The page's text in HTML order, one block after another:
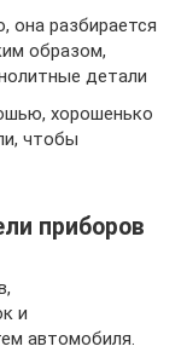
она разбирается
образом,
детали
хорошенько
чтобы
приборов
и
автомобиля.